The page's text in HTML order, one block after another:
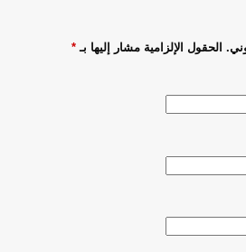
الحقول الإلزامية مشار إليها بـ *